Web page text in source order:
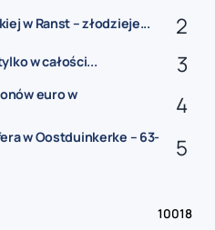
w Ranst – złodzieje...
w całości...
euro w
w Oostduinkerke – 63-
10018